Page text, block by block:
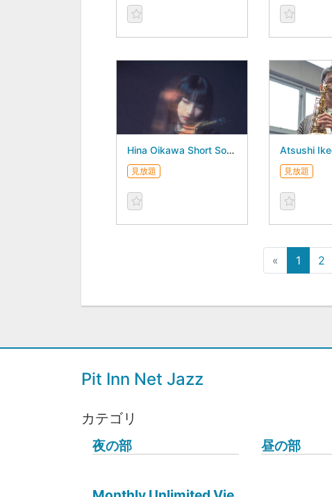
Hina Oikawa Short Songs “Short Songs” Release Concert - August 19, 2026 -
見放題 見放題
« 1 2
Pit Inn Net Jazz
カテゴリ
夜の部
昼の部